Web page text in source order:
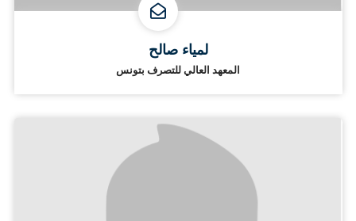
لمياء صالح
المعهد العالي للتصرف بتونس